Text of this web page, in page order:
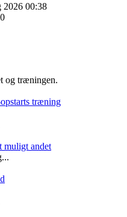
2026 00:38
og træningen.
træning
muligt andet